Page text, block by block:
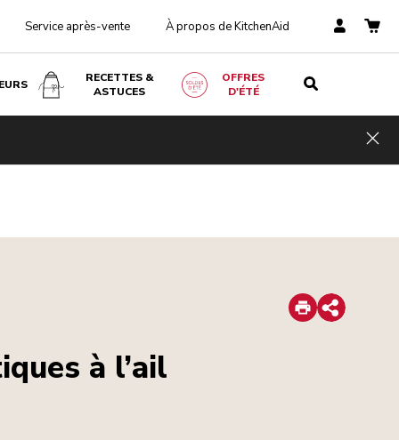
Service après-vente À propos de KitchenAid
RECETTES &
ASTUCES
OFFRES
D'ÉTÉ
Print
Share
à l’ail